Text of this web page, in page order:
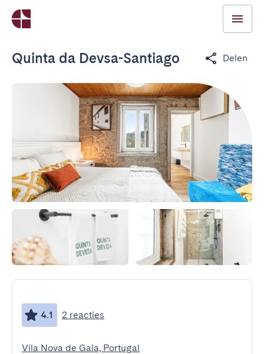
Quinta da Devsa-Santiago Delen
4.1 2 reacties
Vila Nova de Gaia, Portugal